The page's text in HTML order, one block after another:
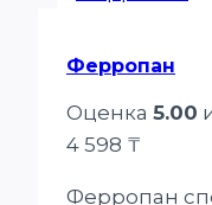
Ферропан
Оценка 5.00
4 598 ₸
Ферропан